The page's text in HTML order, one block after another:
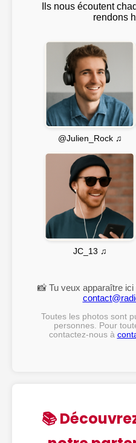
Ils nous écoutent
rendons
@Julien_Rock ♫
JC_13 ♫
📸 Tu veux apparaître
Toutes les photos sont
personnes. Pour
contactez-nous à
📚